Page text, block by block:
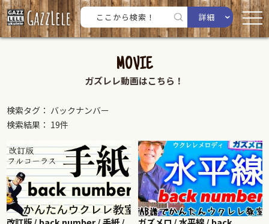
詳細
MOVIE
ガズレレ動画はこちら！
検索タグ： バックナンバー
検索結果： 19件